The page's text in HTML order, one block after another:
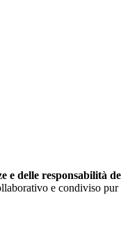
e delle responsabilità
e condiviso